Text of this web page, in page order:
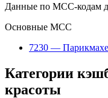
Данные по MCC-кодам
Основные MCC
7230 —
Категории
красоты